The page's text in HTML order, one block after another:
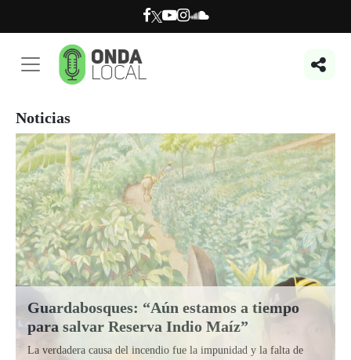
Noticias
Guardabosques: “Aún estamos a tiempo
para salvar Reserva Indio Maíz”
La verdadera causa del incendio fue la impunidad y la falta de